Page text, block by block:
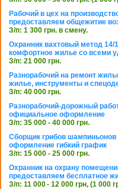
Рабочий в цех на
предоставляем общежитие
З/п: 1 300 грн. в смену.
Охранник вахтовый метод 14/
комфортное жилье со всеми
З/п: 21 000 грн.
Разнорабочий на ремонт
жилье, инструменты и
З/п: 40 000 грн.
Разнорабочий-дорожный
официальное оформление
З/п: 35 000 - 40 000 грн.
Сборщик грибов
оформление гибкий график
З/п: 15 000 - 25 000 грн.
Охранник на охрану
предоставляем бесплатное
З/п: 11 000 - 12 000 грн, (1 000